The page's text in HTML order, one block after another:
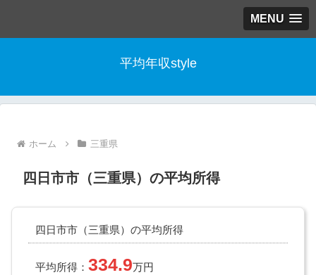
MENU
平均年収style
ホーム 三重県
四日市市（三重県）の平均所得
四日市市（三重県）の平均所得
平均所得： 334.9万円